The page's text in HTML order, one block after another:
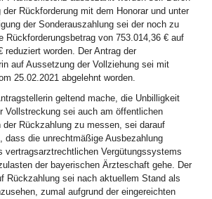
der Rückforderung mit dem Honorar und unter
der Sonderauszahlung sei der noch zu
Rückforderungsbetrag von 753.014,36 € auf
reduziert worden. Der Antrag der
auf Aussetzung der Vollziehung sei mit
25.02.2021 abgelehnt worden.
geltend mache, die Unbilligkeit
Vollstreckung sei auch am öffentlichen
der Rückzahlung zu messen, sei darauf
dass die unrechtmäßige Ausbezahlung
vertragsarztrechtlichen Vergütungssystems
der bayerischen Ärzteschaft gehe. Der
Rückzahlung sei nach aktuellem Stand als
zumal aufgrund der eingereichten